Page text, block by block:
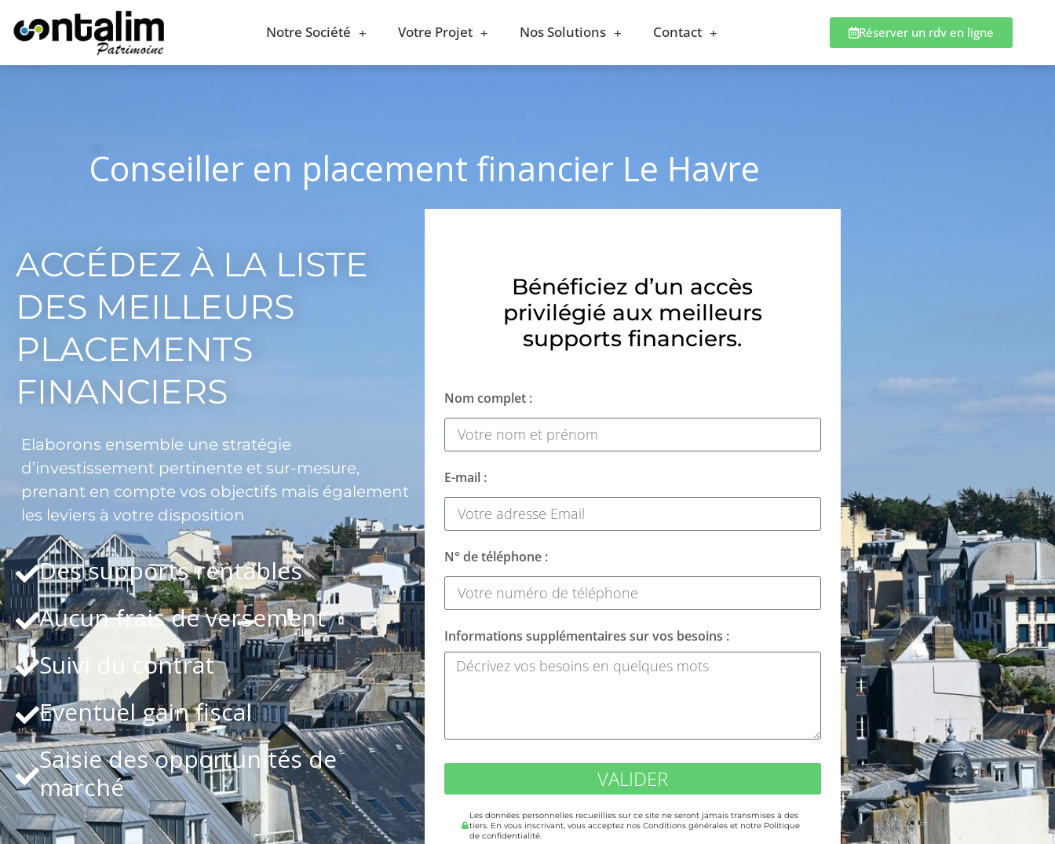
Notre Société Votre Projet Nos Solutions Contact Réserver un rdv en ligne
Conseiller en placement financier Le Havre
ACCÉDEZ À LA LISTE
DES MEILLEURS
PLACEMENTS
FINANCIERS
Elaborons ensemble une stratégie
d’investissement pertinente et sur-mesure,
prenant en compte vos objectifs mais également
les leviers à votre disposition
Des supports rentables
Aucun frais de versement
Suivi du contrat
Eventuel gain fiscal
Saisie des opportunités de
marché
Bénéficiez d’un accès
privilégié aux meilleurs
supports financiers.
Nom complet :
E-mail :
N° de téléphone :
Informations supplémentaires sur vos besoins :
VALIDER
Les données personnelles recueillies sur ce site ne seront jamais transmises à des
tiers. En vous inscrivant, vous acceptez nos Conditions générales et notre Politique
de confidentialité.